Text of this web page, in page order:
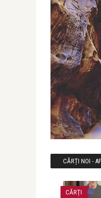
CĂRȚI NOI -
CĂRȚI